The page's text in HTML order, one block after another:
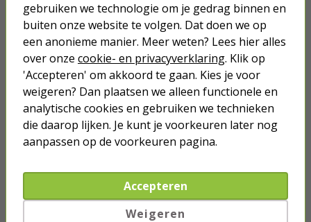
Telefoon & Tablet
Verlichting
Hang- en sluitwerk
Buiten
gebruiken we technologie om je gedrag binnen en
buiten onze website te volgen. Dat doen we op
een anonieme manier. Meer weten? Lees hier alles
over onze cookie- en privacyverklaring. Klik op
'Accepteren' om akkoord te gaan. Kies je voor
weigeren? Dan plaatsen we alleen functionele en
analytische cookies en gebruiken we technieken
die daarop lijken. Je kunt je voorkeuren later nog
aanpassen op de voorkeuren pagina.
Accepteren
Weigeren